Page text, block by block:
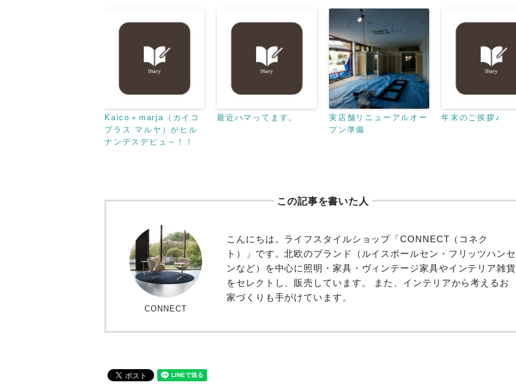
Kaico＋marja（カイコ
プラス マルヤ）がヒル
ナンデスデビュ～！！
最近ハマってます。
実店舗リニューアルオー
プン準備
年末のご挨拶♪
この記事を書いた人
CONNECT
こんにちは。ライフスタイルショップ「CONNECT（コネク
ト）」です。北欧のブランド（ルイスポールセン・フリッツハンセ
ンなど）を中心に照明・家具・ヴィンテージ家具やインテリア雑貨
をセレクトし、販売しています。 また、インテリアから考えるお
家づくりも手がけています。